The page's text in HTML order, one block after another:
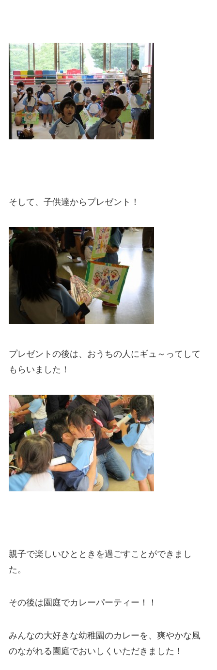
そして、子供達からプレゼント！
プレゼントの後は、おうちの人にギュ～ってして
もらいました！
親子で楽しいひとときを過ごすことができまし
た。
その後は園庭でカレーパーティー！！
みんなの大好きな幼稚園のカレーを、爽やかな風
のながれる園庭でおいしくいただきました！